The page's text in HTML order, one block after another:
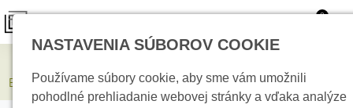
0
E-RSF19-1U-170B Polica do dátového rozvádzača
NASTAVENIA SÚBOROV COOKIE
Používame súbory cookie, aby sme vám umožnili
pohodlné prehliadanie webovej stránky a vďaka analýze